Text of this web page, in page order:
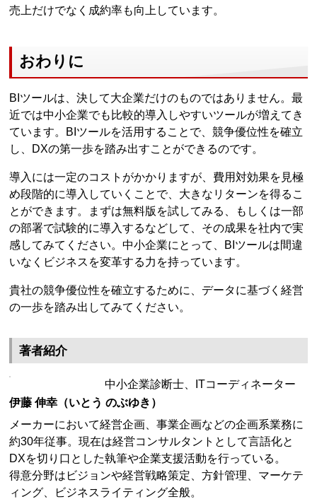
売上だけでなく成約率も向上しています。
おわりに
BIツールは、決して大企業だけのものではありません。最
近では中小企業でも比較的導入しやすいツールが増えてき
ています。BIツールを活用することで、競争優位性を確立
し、DXの第一歩を踏み出すことができるのです。
導入には一定のコストがかかりますが、費用対効果を見極
め段階的に導入していくことで、大きなリターンを得るこ
とができます。まずは無料版を試してみる、もしくは一部
の部署で試験的に導入するなどして、その成果を社内で実
感してみてください。中小企業にとって、BIツールは間違
いなくビジネスを変革する力を持っています。
貴社の競争優位性を確立するために、データに基づく経営
の一歩を踏み出してみてください。
著者紹介
中小企業診断士、ITコーディネーター
伊藤 伸幸（いとう のぶゆき）
メーカーにおいて経営企画、事業企画などの企画系業務に
約30年従事。現在は経営コンサルタントとして言語化と
DXを切り口とした執筆や企業支援活動を行っている。
得意分野はビジョンや経営戦略策定、方針管理、マーケテ
ィング、ビジネスライティング全般。